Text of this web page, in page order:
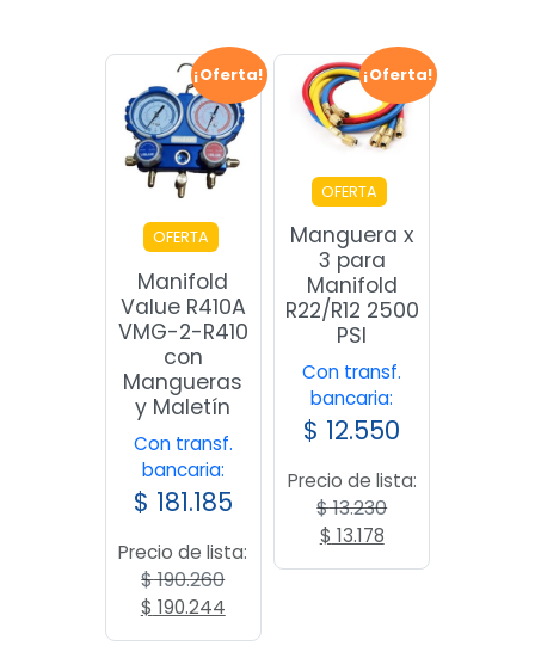
¡Oferta!
OFERTA
Manifold
Value R410A
VMG-2-R410
con
Mangueras
y Maletín
Con transf.
bancaria:
$ 181.185
Precio de lista:
$190.260
El
$ 190.244El
precio
¡Oferta!
OFERTA
Manguera x
3 para
Manifold
R22/R12 2500
PSI
Con transf.
bancaria:
$ 12.550
Precio de lista:
$13.230
El
$ 13.178El
precio